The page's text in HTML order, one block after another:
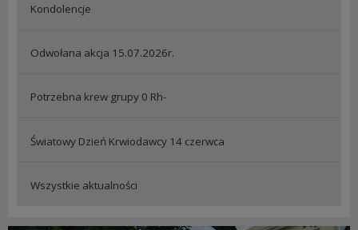
Kondolencje
Odwołana akcja 15.07.2026r.
Potrzebna krew grupy 0 Rh-
Światowy Dzień Krwiodawcy 14 czerwca
Wszystkie aktualności